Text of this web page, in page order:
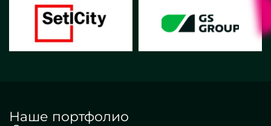
Наше портфолио